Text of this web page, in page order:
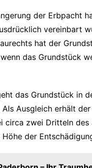
der Erbpacht
vereinbart
hat der
das Grundstück
das Grundstück in
Ausgleich erhält
circa zwei Dritteln
der